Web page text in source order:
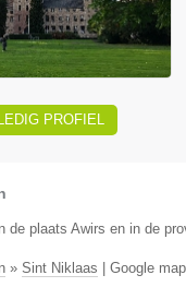
PROFIEL
de plaats Awirs en in de
» Sint Niklaas Google